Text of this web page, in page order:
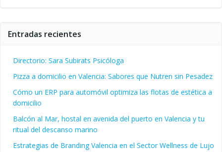
Entradas recientes
Directorio: Sara Subirats Psicóloga
Pizza a domicilio en Valencia: Sabores que Nutren sin Pesadez
Cómo un ERP para automóvil optimiza las flotas de estética a
domicilio
Balcón al Mar, hostal en avenida del puerto en Valencia y tu
ritual del descanso marino
Estrategias de Branding Valencia en el Sector Wellness de Lujo